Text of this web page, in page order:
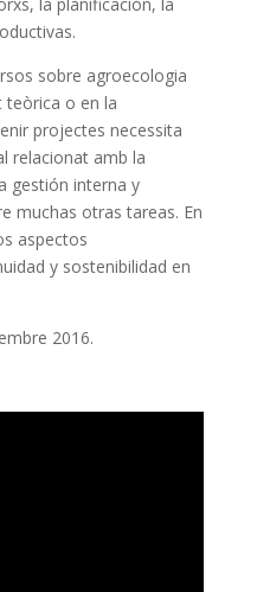
sobre agroecologia
teòrica o en la
projectes necessita
relacionat amb la
gestión interna y
muchas otras tareas. En
aspectos
y sostenibilidad en
2016.